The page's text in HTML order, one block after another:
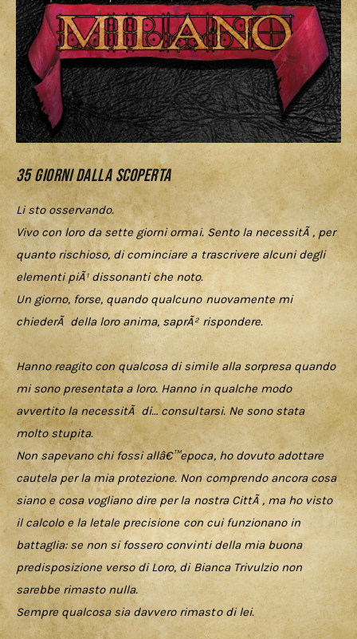
35 giorni dalla Scoperta
Li sto osservando.
Vivo con loro da sette giorni ormai. Sento la necessitÃ , per
quanto rischioso, di cominciare a trascrivere alcuni degli
elementi piÃ¹ dissonanti che noto.
Un giorno, forse, quando qualcuno nuovamente mi
chiederÃ  della loro anima, saprÃ² rispondere.
Hanno reagito con qualcosa di simile alla sorpresa quando
mi sono presentata a loro. Hanno in qualche modo
avvertito la necessitÃ  di… consultarsi. Ne sono stata
molto stupita.
Non sapevano chi fossi allâ€™epoca, ho dovuto adottare
cautela per la mia protezione. Non comprendo ancora cosa
siano e cosa vogliano dire per la nostra CittÃ , ma ho visto
il calcolo e la letale precisione con cui funzionano in
battaglia: se non si fossero convinti della mia buona
predisposizione verso di Loro, di Bianca Trivulzio non
sarebbe rimasto nulla.
Sempre qualcosa sia davvero rimasto di lei.